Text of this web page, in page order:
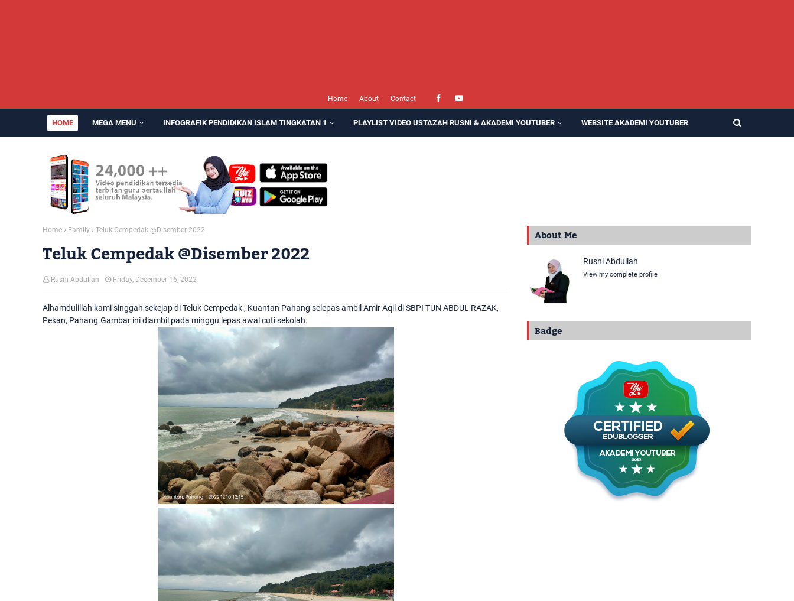
Home About Contact
HOME MEGA MENU INFOGRAFIK PENDIDIKAN ISLAM TINGKATAN 1 PLAYLIST VIDEO USTAZAH RUSNI & AKADEMI YOUTUBER WEBSITE AKADEMI YOUTUBER
Home Family Teluk Cempedak @Disember 2022
Teluk Cempedak @Disember 2022
Rusni Abdullah Friday, December 16, 2022
Alhamdulillah kami singgah sekejap di Teluk Cempedak , Kuantan Pahang selepas ambil Amir Aqil di SBPI TUN ABDUL RAZAK,
Pekan, Pahang.Gambar ini diambil pada minggu lepas awal cuti sekolah.
About Me
Rusni Abdullah
View my complete profile
Badge